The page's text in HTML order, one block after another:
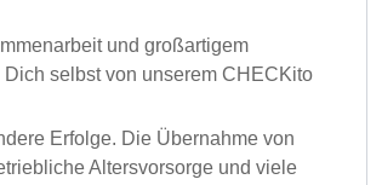
und großartigem
selbst von unserem CHECKito
Erfolge. Die Übernahme von
Altersvorsorge und viele